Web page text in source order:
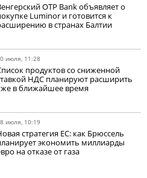
OTP Bank объявляет о
Luminor и готовится к
в странах Балтии
июля, 11:28
продуктов со сниженной
НДС планируют расширить
в ближайшее время
июля, 10:19
стратегия ЕС: как Брюссель
экономить миллиарды
на отказе от газа